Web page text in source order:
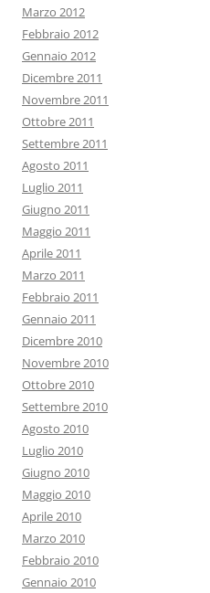
Marzo 2012
Febbraio 2012
Gennaio 2012
Dicembre 2011
Novembre 2011
Ottobre 2011
Settembre 2011
Agosto 2011
Luglio 2011
Giugno 2011
Maggio 2011
Aprile 2011
Marzo 2011
Febbraio 2011
Gennaio 2011
Dicembre 2010
Novembre 2010
Ottobre 2010
Settembre 2010
Agosto 2010
Luglio 2010
Giugno 2010
Maggio 2010
Aprile 2010
Marzo 2010
Febbraio 2010
Gennaio 2010